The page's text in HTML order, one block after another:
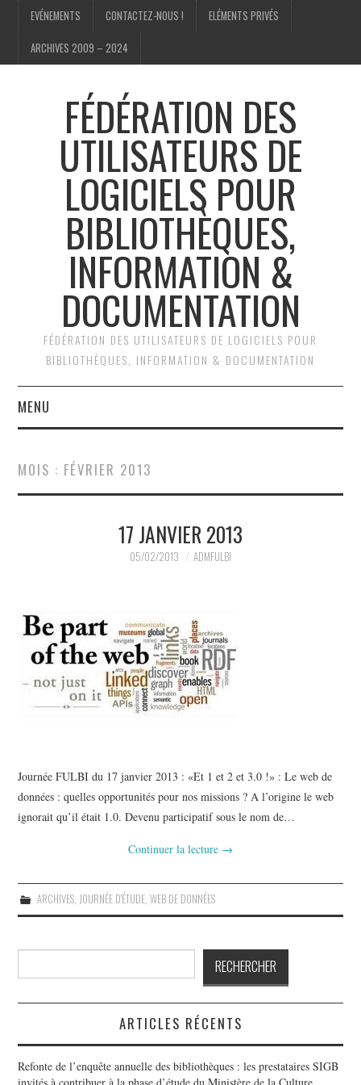
EVÉNEMENTS CONTACTEZ-NOUS ! ELÉMENTS PRIVÉS
ARCHIVES 2009 – 2024
FÉDÉRATION DES
UTILISATEURS DE
LOGICIELS POUR
BIBLIOTHÈQUES,
INFORMATION &
DOCUMENTATION
FÉDÉRATION DES UTILISATEURS DE LOGICIELS POUR
BIBLIOTHÈQUES, INFORMATION & DOCUMENTATION
MENU
QUI SOMMES-NOUS ?
EVÉNEMENTS
MOIS : FÉVRIER 2013
17 JANVIER 2013
05/02/2013 ADMFULBI
Journée FULBI du 17 janvier 2013 : «Et 1 et 2 et 3.0 !» : Le web de
données : quelles opportunités pour nos missions ? A l’origine le web
ignorait qu’il était 1.0. Devenu participatif sous le nom de…
Continuer la lecture →
ARCHIVES, JOURNÉE D'ÉTUDE, WEB DE DONNÉES
RECHERCHER
ARTICLES RÉCENTS
Refonte de l’enquête annuelle des bibliothèques : les prestataires SIGB
invités à contribuer à la phase d’étude du Ministère de la Culture